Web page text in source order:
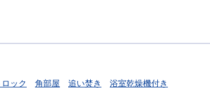
ック 角部屋 追い焚き
浴室乾燥機付き